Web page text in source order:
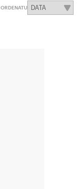
ORDENATU